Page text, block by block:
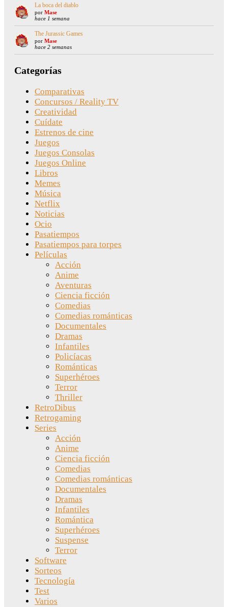
La boca del diablo
por Mase
hace 1 semana
The Jurassic Games
por Mase
hace 2 semanas
Categorías
Comparativas
Concursos / Reality TV
Creatividad
Cuídate
Estrenos de cine
Juegos
Juegos Consolas
Juegos Online
Libros
Memes
Música
Netflix
Noticias
Ocio
Pasatiempos
Pasatiempos para torpes
Películas
Acción
Anime
Aventuras
Ciencia ficción
Comedias
Comedias románticas
Documentales
Dramas
Infantiles
Policíacas
Románticas
Superhéroes
Terror
Thriller
RetroDibus
Retrogaming
Series
Acción
Anime
Ciencia ficción
Comedias
Comedias románticas
Documentales
Dramas
Infantiles
Romántica
Superhéroes
Suspense
Terror
Software
Sorteos
Tecnología
Test
Varios